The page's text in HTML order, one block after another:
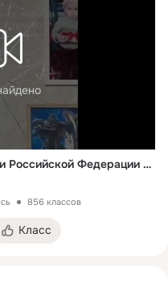
Реальные достижения и успехи Российской Федерации за последние 20 лет(сборка)(ПОД ЭТИМ ВИДЕО НЕОСПОРИМЫЕ ФАКТЫ ПРИЧИНЫ ВСЕГО ЭТОГО УЖАСА)
856 классов
Класс